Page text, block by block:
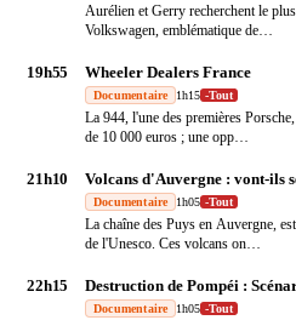
Aurélien et Gerry recherchent le
Volkswagen, emblématique de…
19h55 Wheeler Dealers France
Documentaire 1h15 -Tout
La 944, l'une des premières
de 10 000 euros ; une opp…
21h10 Volcans d'Auvergne : vont-ils
Documentaire 1h05 -Tout
La chaîne des Puys en Auvergne,
de l'Unesco. Ces volcans on…
22h15 Destruction de Pompéi :
Documentaire 1h05 -Tout